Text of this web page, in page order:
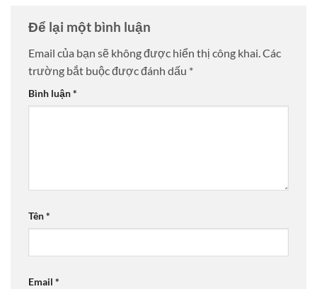
Để lại một bình luận
Email của bạn sẽ không được hiển thị công khai.Các
trường bắt buộc được đánh dấu *
Bình luận*
Tên*
Email *